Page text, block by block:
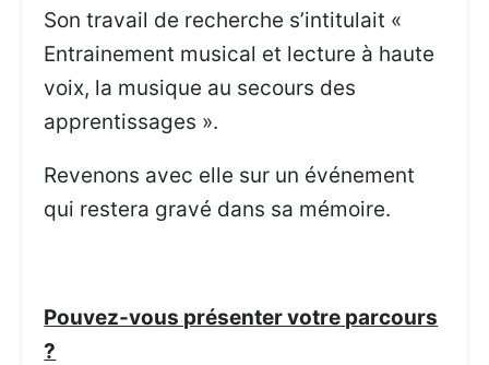
Son travail de recherche s’intitulait «
Entrainement musical et lecture à haute
voix, la musique au secours des
apprentissages ».
Revenons avec elle sur un événement
qui restera gravé dans sa mémoire.
Pouvez-vous présenter votre parcours
?